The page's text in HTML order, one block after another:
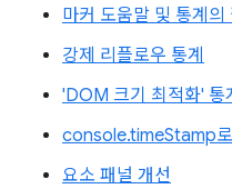
마커 도움말 및 통계의
강제 리플로우 통계
'DOM 크기 최적화' 통
console.timeStamp
요소 패널 개선